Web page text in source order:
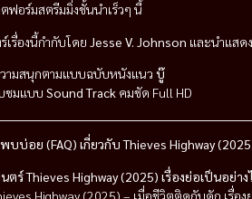
ฟอร์มสตรีมมิ่งชั้นนำเร็วๆ นี้
เรื่องนี้กำกับโดย Jesse V. Johnson และนำแสด
ามสนุกตามแบบฉบับหนังแนว บู๊
ชมแบบ Sound Trackคมชัด Full HD
บบ่อย (FAQ) เกี่ยวกับ Thieves Highway
ตร์ Thieves Highway (2025) เรื่องย่อเป็นอย่าง
Highway (2025) – เมื่อชีวิตติดกับดัก เรื่อ